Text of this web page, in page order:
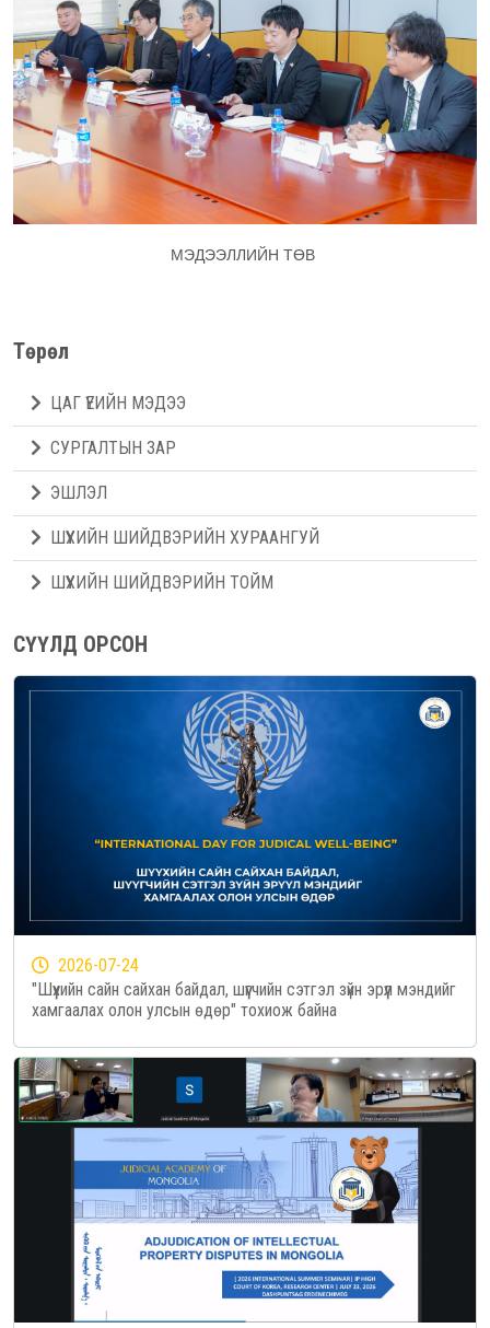
МЭДЭЭЛЛИЙН ТӨВ
Төрөл
ЦАГ ҮЕИЙН МЭДЭЭ
СУРГАЛТЫН ЗАР
ЭШЛЭЛ
ШҮҮХИЙН ШИЙДВЭРИЙН ХУРААНГУЙ
ШҮҮХИЙН ШИЙДВЭРИЙН ТОЙМ
СҮҮЛД ОРСОН
2026-07-24
"Шүүхийн сайн сайхан байдал, шүүгчийн сэтгэл зүйн эрүүл мэндийг
хамгаалах олон улсын өдөр" тохиож байна